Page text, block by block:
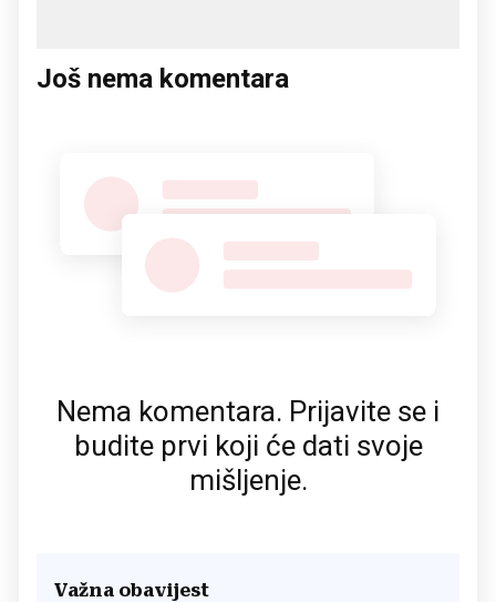
Još nema komentara
Nema komentara. Prijavite se i
budite prvi koji će dati svoje
mišljenje.
Važna obavijest